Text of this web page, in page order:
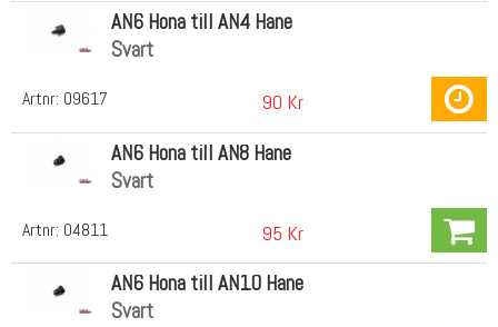
Artnr: 09617
AN6 Hona till AN4 Hane
Svart
90 Kr
Artnr: 04811
AN6 Hona till AN8 Hane
Svart
95 Kr
AN6 Hona till AN10 Hane
Svart